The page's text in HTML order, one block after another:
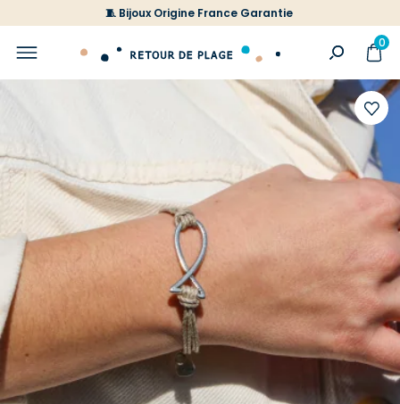
🧵 Bijoux Origine France Garantie
0
votre
liste